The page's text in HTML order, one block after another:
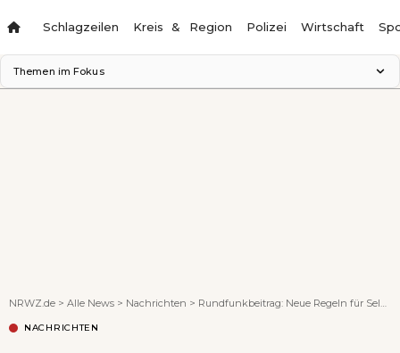
Schlagzeilen Kreis & Region Polizei Wirtschaft
Themen im Fokus
NRWZ.de > Alle News > Nachrichten > Rundfunkbeitrag: Neue Regeln für Selbstzahler – die Sie unbedingt beachten sollten
NACHRICHTEN